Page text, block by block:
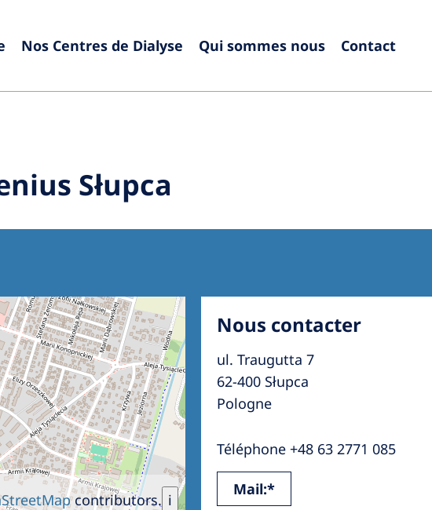
Nos Centres de Dialyse Qui sommes nous Contact
Europe
Germany
Poland
Portugal
Romania
Russia
United Kingdom
Asia Pacific
Australia
Słupca
i
contributors.
Nous contacter
ul. Traugutta 7
62-400 Słupca
Pologne
Téléphone +48 63 2771 085
Mail:*